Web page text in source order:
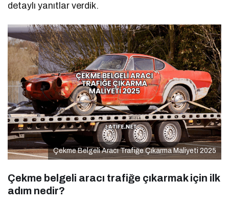
detaylı yanıtlar verdik.
Çekme Belgeli Aracı Trafiğe Çıkarma Maliyeti 2025
Çekme belgeli aracı trafiğe çıkarmak için ilk
adım nedir?